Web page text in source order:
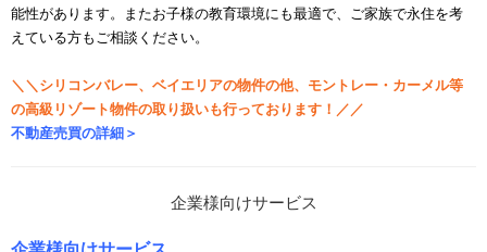
能性があります。またお子様の教育環境にも最適で、ご家族で永住を考
えている方もご相談ください。
＼＼シリコンバレー、ベイエリアの物件の他、モントレー・カーメル等
の高級リゾート物件の取り扱いも行っております！／／
不動産売買の詳細＞